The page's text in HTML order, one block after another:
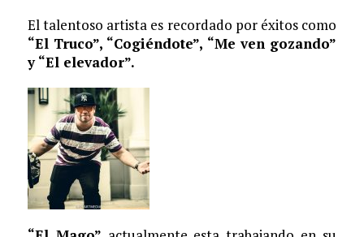
El talentoso artista es recordado por éxitos como
“El Truco”, “Cogiéndote”, “Me ven gozando”
y “El elevador”.